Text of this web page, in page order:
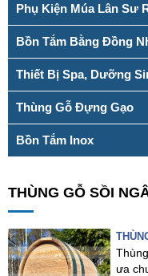
Phụ Kiện Múa Lân Sư
Bồn Tắm Bằng Đồng
Thiết Bị Spa, Dưỡng
Thùng Gỗ Đựng Gạo
Bồn Tắm Inox
THÙNG GỖ SỒI
ưa